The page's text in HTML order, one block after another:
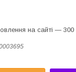
на сайті — 300